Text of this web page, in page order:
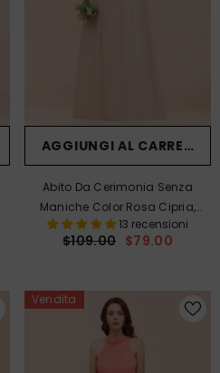
AGGIUNGI AL CARRELLO
Abito Da Cerimonia Senza
Maniche Color Rosa Cipria,
Modello A Trapezio, Ideale Per
Invitate O Damigelle In
13 recensioni
$109.00 $79.00
Vendita